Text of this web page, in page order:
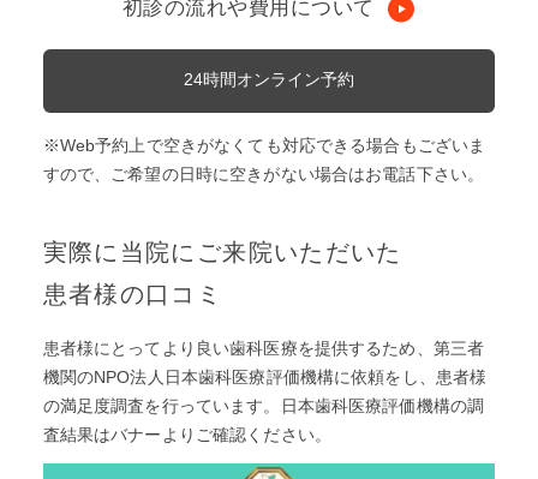
初診の流れや費用について
24時間オンライン予約
※Web予約上で空きがなくても対応できる場合もございま
すので、ご希望の日時に空きがない場合はお電話下さい。
実際に当院にご来院いただいた
患者様の口コミ
患者様にとってより良い歯科医療を提供するため、第三者
機関のNPO法人日本歯科医療評価機構に依頼をし、患者様
の満足度調査を⾏っています。日本歯科医療評価機構の調
査結果はバナーよりご確認ください。